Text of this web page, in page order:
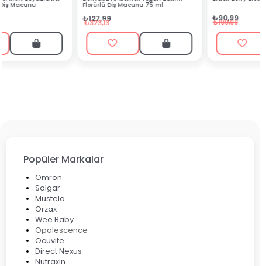
Florürlü Diş Macunu 75 ml
Popüler Markalar
Omron
Solgar
Mustela
Orzax
Wee Baby
Opalescence
Ocuvite
Direct Nexus
Nutraxin